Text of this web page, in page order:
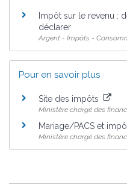
Impôt sur le revenu :
déclarer
Argent - Impôts -
Pour en savoir plus
Site des impôts
Ministère chargé des
Mariage/PACS et
Ministère chargé des